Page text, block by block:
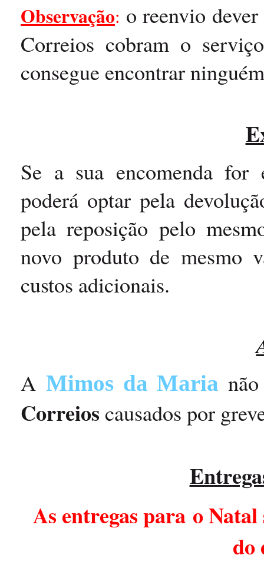
Observação: o reenvio
Correios cobram o
consegue encontrar
Se a sua encomenda for
poderá optar pela
pela reposição pelo
novo produto de mesmo
custos adicionais.
AMimos da Maria
Correios causados por
As entregas para o
do